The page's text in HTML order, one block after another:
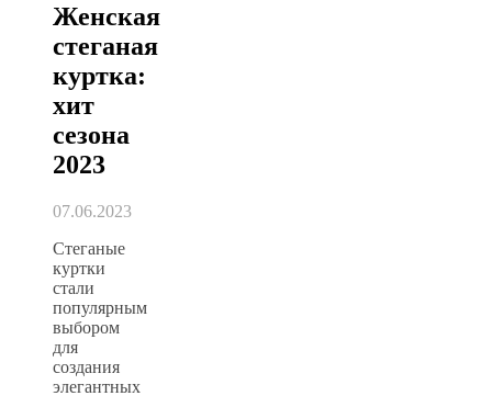
Женская
стеганая
куртка:
хит
сезона
2023
07.06.2023
Стеганые
куртки
стали
популярным
выбором
для
создания
элегантных